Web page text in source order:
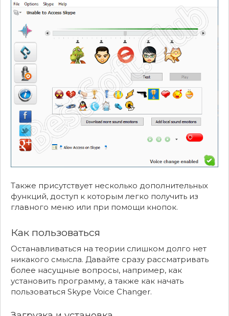
Также присутствует несколько дополнительных
функций, доступ к которым легко получить из
главного меню или при помощи кнопок.
Как пользоваться
Останавливаться на теории слишком долго нет
никакого смысла. Давайте сразу рассматривать
более насущные вопросы, например, как
установить программу, а также как начать
пользоваться Skype Voice Changer.